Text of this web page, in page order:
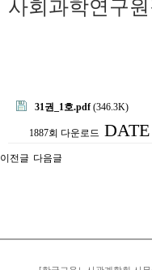
사회과학연구
31권_1호.pdf(346.3K)
1887회 다운로드
이전글 다음글